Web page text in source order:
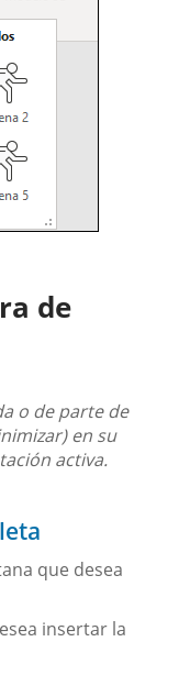
de
o de parte de
en su
activa.
que desea
insertar la